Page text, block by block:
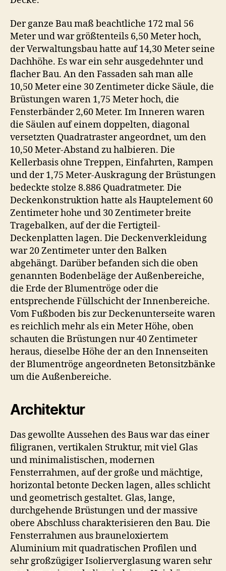
Der ganze Bau maß beachtliche 172 mal 56
Meter und war größtenteils 6,50 Meter hoch,
der Verwaltungsbau hatte auf 14,30 Meter seine
Dachhöhe. Es war ein sehr ausgedehnter und
flacher Bau. An den Fassaden sah man alle
10,50 Meter eine 30 Zentimeter dicke Säule, die
Brüstungen waren 1,75 Meter hoch, die
Fensterbänder 2,60 Meter. Im Inneren waren
die Säulen auf einem doppelten, diagonal
versetzten Quadratraster angeordnet, um den
10,50 Meter-Abstand zu halbieren. Die
Kellerbasis ohne Treppen, Einfahrten, Rampen
und der 1,75 Meter-Auskragung der Brüstungen
bedeckte stolze 8.886 Quadratmeter. Die
Deckenkonstruktion hatte als Hauptelement 60
Zentimeter hohe und 30 Zentimeter breite
Tragebalken, auf der die Fertigteil-
Deckenplatten lagen. Die Deckenverkleidung
war 20 Zentimeter unter den Balken
abgehängt. Darüber befanden sich die oben
genannten Bodenbeläge der Außenbereiche,
die Erde der Blumentröge oder die
entsprechende Füllschicht der Innenbereiche.
Vom Fußboden bis zur Deckenunterseite waren
es reichlich mehr als ein Meter Höhe, oben
schauten die Brüstungen nur 40 Zentimeter
heraus, dieselbe Höhe der an den Innenseiten
der Blumentröge angeordneten Betonsitzbänke
um die Außenbereiche.
Architektur
Das gewollte Aussehen des Baus war das einer
filigranen, vertikalen Struktur, mit viel Glas
und minimalistischen, modernen
Fensterrahmen, auf der große und mächtige,
horizontal betonte Decken lagen, alles schlicht
und geometrisch gestaltet. Glas, lange,
durchgehende Brüstungen und der massive
obere Abschluss charakterisieren den Bau. Die
Fensterrahmen aus brauneloxiertem
Aluminium mit quadratischen Profilen und
sehr großzügiger Isolierverglasung waren sehr